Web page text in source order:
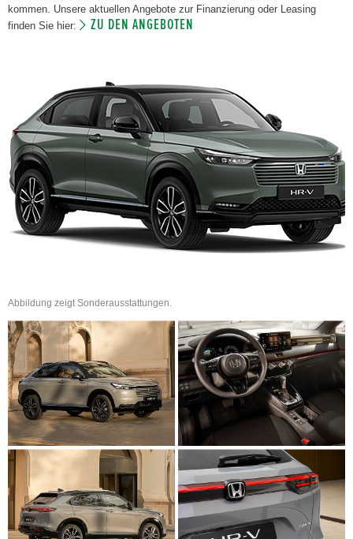
kommen. Unsere aktuellen Angebote zur Finanzierung oder Leasing
finden Sie hier:
ZU DEN ANGEBOTEN
Abbildung zeigt Sonderausstattungen.